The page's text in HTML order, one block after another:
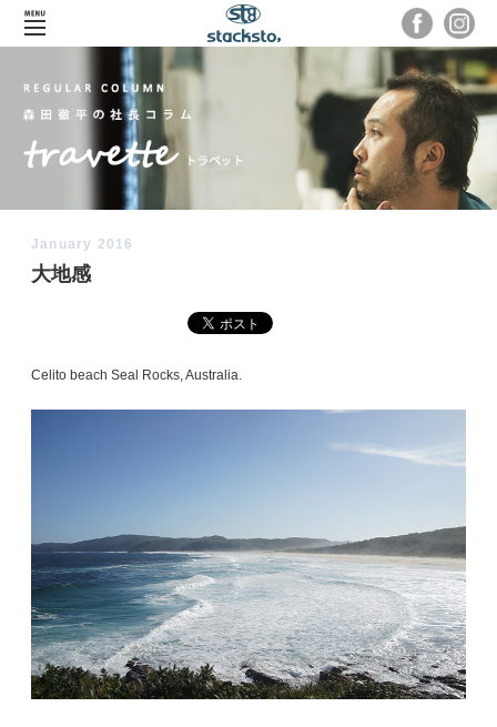
January 2016
大地感
Celito beach Seal Rocks, Australia.